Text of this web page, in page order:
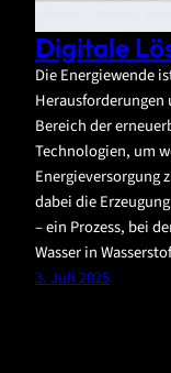
Digitale
Die Energiewende
Bereich der
Technologien, um
Energieversorgung
dabei die
– ein Prozess, bei
Wasser in
3. Juli 2025